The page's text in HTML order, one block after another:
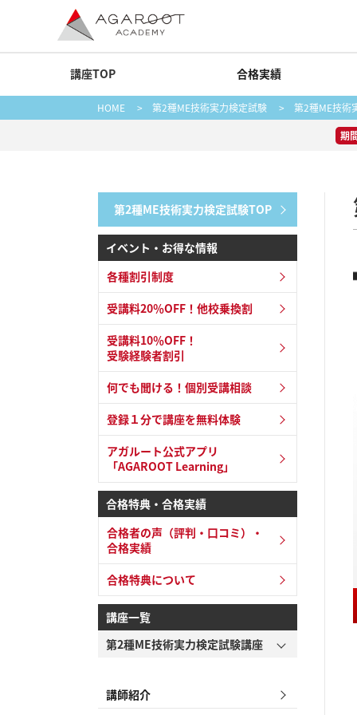
講座TOP 合格実績
HOME > 第2種ME技術実力検定試験 > 第2種ME技術
期
第2種ME技術実力検定試験TOP
イベント・お得な情報
各種割引制度
受講料20％OFF！他校乗換割
受講料10％OFF！
受験経験者割引
何でも聞ける！個別受講相談
登録１分で講座を無料体験
アガルート公式アプリ
「AGAROOT Learning」
合格特典・合格実績
合格者の声（評判・口コミ）・
合格実績
合格特典について
講座一覧
第2種ME技術実力検定試験講座
講師紹介